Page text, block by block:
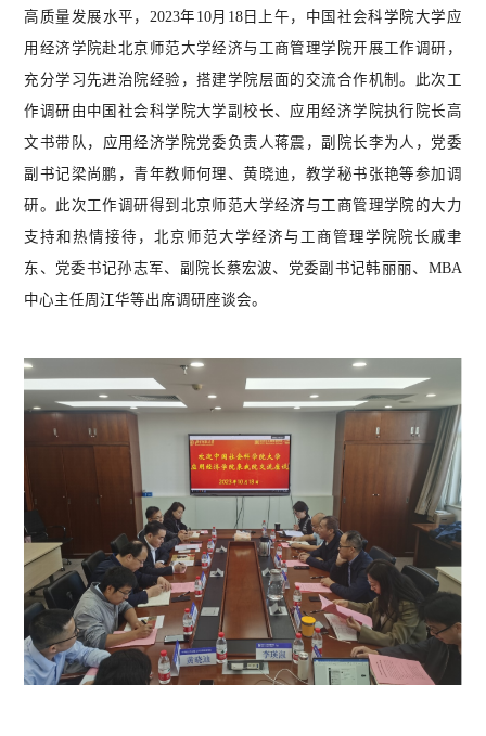
高质量发展水平， 2023年10月18日上午， 中国社会科学院大学应
用经济学院赴北京师范大学经济与工商管理学院开展工作调研，
充分学习先进治院经验，搭建学院层面的交流合作机制。此次工
作调研由 中国社会科学院大学副校长、应用经济学院执行院长高
文书带队， 应用经济学院党委负责人蒋震 ， 副院长李为人 ， 党委
副书记梁尚鹏 ，青年教师何理、黄晓迪，教学秘书张艳等参加调
研。 此次工作调研得到北京师范大学经济与工商管理学院的大力
支持和热情接待，北京师范大学经济与工商管理学院 院长戚聿
东、党委书记孙志军、副院长蔡宏波、党委副书记韩丽丽、 MBA
中心主任周江华等出席调研座谈会。